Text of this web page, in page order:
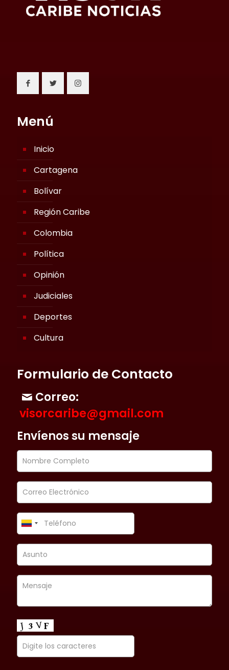
Menú
Inicio
Cartagena
Bolívar
Región Caribe
Colombia
Política
Opinión
Judiciales
Deportes
Cultura
Formulario de Contacto
Correo:
visorcaribe@gmail.com
Envíenos su mensaje